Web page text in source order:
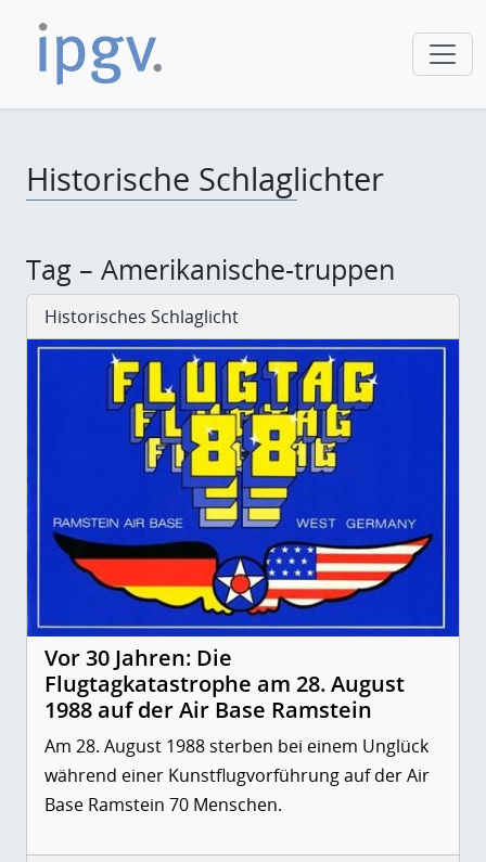
Historische Schlaglichter
Tag – Amerikanische-truppen
Historisches Schlaglicht
Vor 30 Jahren: Die
Flugtagkatastrophe am 28. August
1988 auf der Air Base Ramstein
Am 28. August 1988 sterben bei einem Unglück
während einer Kunstflugvorführung auf der Air
Base Ramstein 70 Menschen.